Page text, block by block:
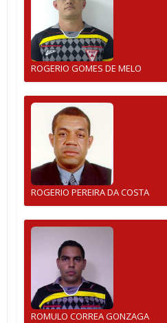
ROGERIO GOMES DE MELO
ROGERIO PEREIRA DA COSTA
ROMULO CORREA GONZAGA